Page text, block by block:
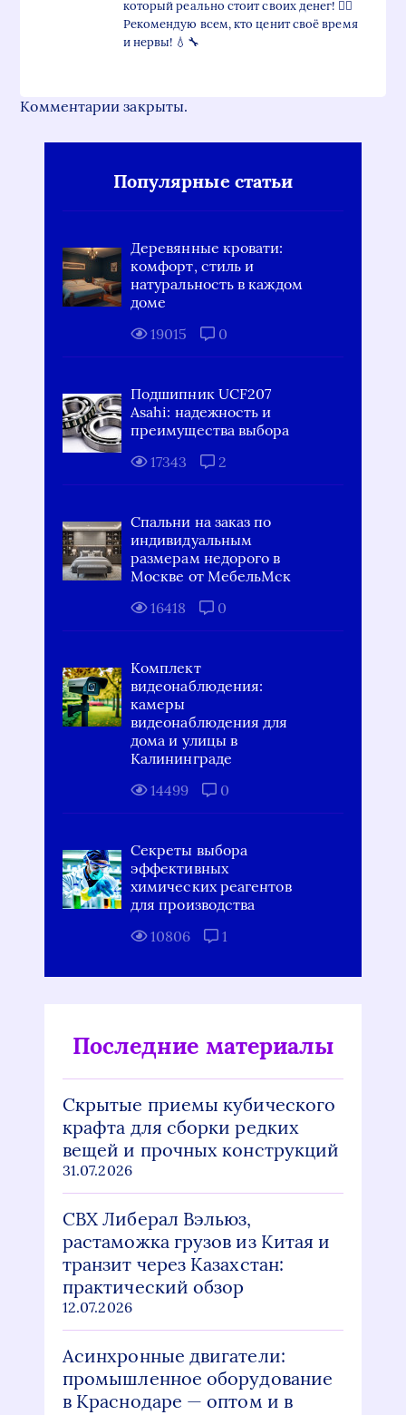
который реально стоит своих денег! 👌🏼
Рекомендую всем, кто ценит своё время
и нервы! 💧🔧
Комментарии закрыты.
Популярные статьи
Деревянные кровати:
комфорт, стиль и
натуральность в каждом
доме
19015
0
Подшипник UCF207
Asahi: надежность и
преимущества выбора
17343
2
Спальни на заказ по
индивидуальным
размерам недорого в
Москве от МебельМск
16418
0
Комплект
видеонаблюдения:
камеры
видеонаблюдения для
дома и улицы в
Калининграде
14499
0
Секреты выбора
эффективных
химических реагентов
для производства
10806
1
Последние материалы
Скрытые приемы кубического
крафта для сборки редких
вещей и прочных конструкций
31.07.2026
СВХ Либерал Вэльюз,
растаможка грузов из Китая и
транзит через Казахстан:
практический обзор
12.07.2026
Асинхронные двигатели:
промышленное оборудование
в Краснодаре — оптом и в